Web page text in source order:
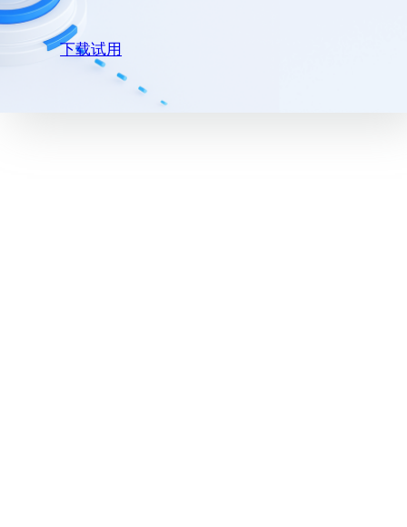
下载试用